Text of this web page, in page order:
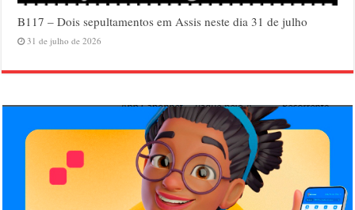
B117 – Dois sepultamentos em Assis neste dia 31 de julho
31 de julho de 2026